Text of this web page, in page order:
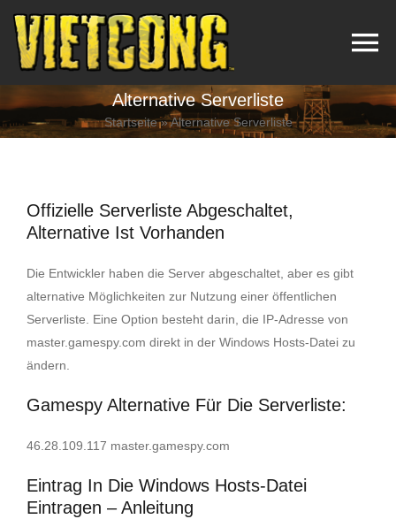
Inhalt
springen
Vietcong Game
Kaufen
Dedicated Server
Fragen und Antworten
Alternative Serverliste
Startseite»Alternative Serverliste
Offizielle Serverliste Abgeschaltet,
Alternative Ist Vorhanden
Die Entwickler haben die Server abgeschaltet, aber es gibt
alternative Möglichkeiten zur Nutzung einer öffentlichen
Serverliste. Eine Option besteht darin, die IP-Adresse von
master.gamespy.com direkt in der Windows Hosts-Datei zu
ändern.
Gamespy Alternative Für Die Serverliste:
46.28.109.117 master.gamespy.com
Eintrag In Die Windows Hosts-Datei
Eintragen – Anleitung